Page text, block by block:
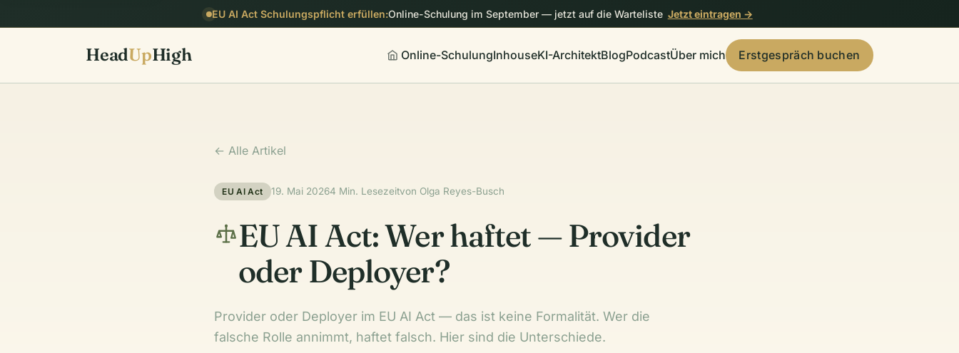
EU AI Act Schulungspflicht erfüllen:Online-Schulung im September — jetzt auf die Warteliste Jetzt eintragen →
HeadUpHigh Online-SchulungInhouseKI-ArchitektBlogPodcastÜber mich Erstgespräch buchen
← Alle Artikel
EU AI Act 19. Mai 20264 Min. Lesezeitvon Olga Reyes-Busch
EU AI Act: Wer haftet — Provider
oder Deployer?
Provider oder Deployer im EU AI Act — das ist keine Formalität. Wer die
falsche Rolle annimmt, haftet falsch. Hier sind die Unterschiede.